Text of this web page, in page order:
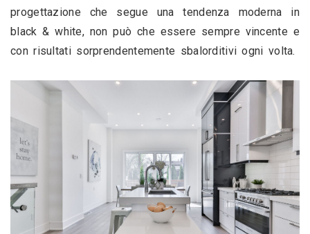
progettazione che segue una tendenza moderna in
black & white, non può che essere sempre vincente e
con risultati sorprendentemente sbalorditivi ogni volta.